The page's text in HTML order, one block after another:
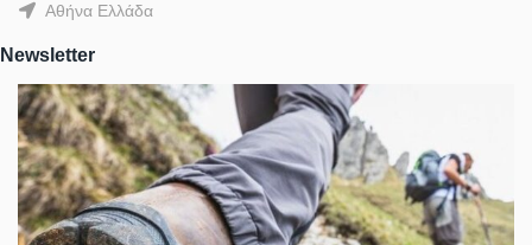
Αθήνα Ελλάδα
Newsletter